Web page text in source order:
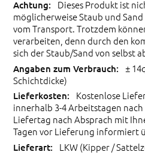
Dieses Produkt ist
möglicherweise Staub und
vom Transport. Trotzdem
verarbeiten, denn durch den
sich der Staub/Sand von selbst
±
Schichtdicke)
Kostenlose
innerhalb 3-4 Arbeitstagen
Liefertag nach Absprach mit
Tagen vor Lieferung informiert
LKW (Kipper /